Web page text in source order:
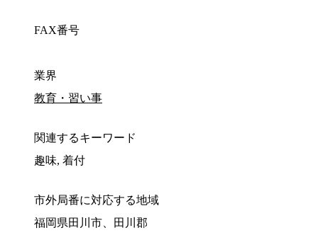
FAX番号
業界
教育・習い事
関連するキーワード
趣味, 着付
市外局番に対応する地域
福岡県田川市、田川郡